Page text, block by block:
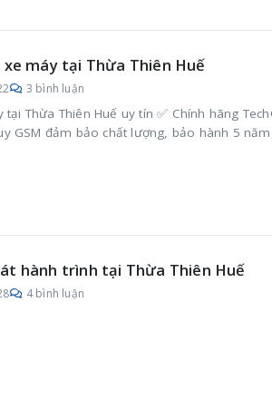
máy tại Thừa Thiên Huế
3 bình luận
tại Thừa Thiên Huế uy tín ✅ Chính hãng
GSM đảm bảo chất lượng, bảo hành 5
hành trình tại Thừa Thiên Huế
4 bình luận